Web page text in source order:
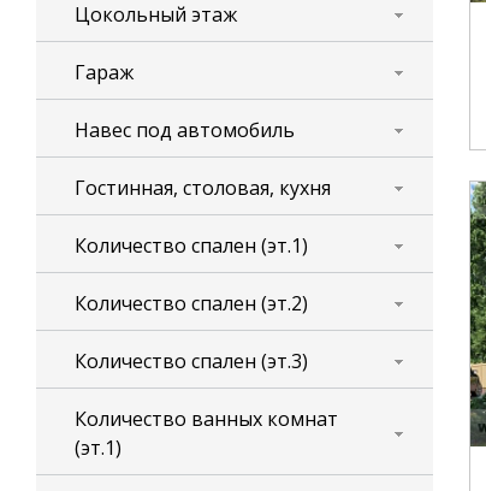
Цокольный этаж
Гараж
Навес под автомобиль
Гостинная, столовая, кухня
Количество спален (эт.1)
Количество спален (эт.2)
Количество спален (эт.3)
Количество ванных комнат
(эт.1)